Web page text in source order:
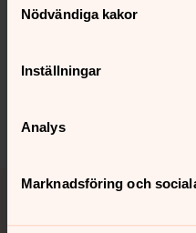
Nödvändiga kakor
Inställningar
Analys
Marknadsföring och
innehåll?
Tillbaka till toppen
Tillbaka till innehållet